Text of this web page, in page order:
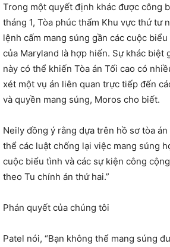
Trong một quyết định khác được công
tháng 1, Tòa phúc thẩm Khu vực thứ tư
lệnh cấm mang súng gần các cuộc
của Maryland là hợp hiến. Sự khác biệt
này có thể khiến Tòa án Tối cao có
xét một vụ án liên quan trực tiếp đến
và quyền mang súng, Moros cho biết.
Neily đồng ý rằng dựa trên hồ sơ tòa án
thể các luật chống lại việc mang súng
cuộc biểu tình và các sự kiện công
theo Tu chính án thứ hai.”
Phán quyết của chúng tôi
Patel nói, “Bạn không thể mang súng